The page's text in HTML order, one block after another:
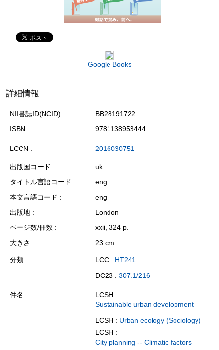
Google Books
詳細情報
NII書誌ID(NCID)
BB28191722
ISBN
9781138953444
LCCN 2016030751
出版国コード
uk
タイトル言語コード
eng
本文言語コード
eng
出版地
London
ページ数/冊数
xxii, 324 p.
大きさ
23 cm
分類 LCC : HT241
DC23 : 307.1/216
件名
LCSH :
Sustainable urban development
LCSH : Urban ecology (Sociology)
LCSH :
City planning -- Climatic factors